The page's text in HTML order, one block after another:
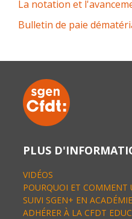
La notation et
Bulletin de paie
PLUS
VIDÉOS
POURQUOI ET COMMENT
SUIVI SGEN+ EN ACADÉMIE
ADHÉRER À LA CFDT